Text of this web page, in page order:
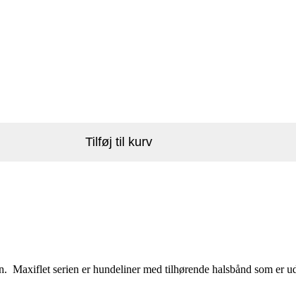
Tilføj til kurv
Maxiflet serien er hundeliner med tilhørende halsbånd som er